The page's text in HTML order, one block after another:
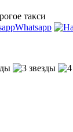
такси
Whatsapp